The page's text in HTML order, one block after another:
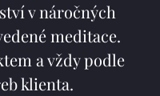
v náročných
meditace.
a vždy podle
klienta.